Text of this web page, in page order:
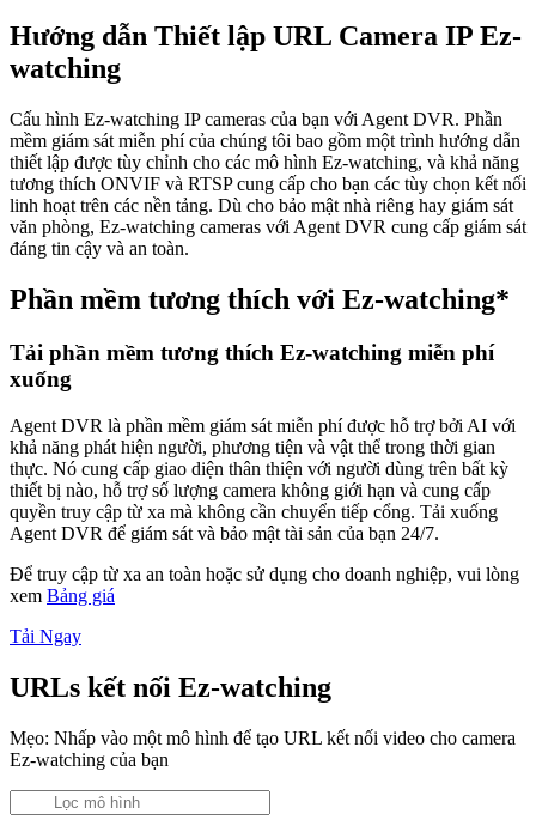
Hướng dẫn Thiết lập URL Camera IP Ez-
watching
Cấu hình Ez-watching IP cameras của bạn với Agent DVR. Phần
mềm giám sát miễn phí của chúng tôi bao gồm một trình hướng dẫn
thiết lập được tùy chỉnh cho các mô hình Ez-watching, và khả năng
tương thích ONVIF và RTSP cung cấp cho bạn các tùy chọn kết nối
linh hoạt trên các nền tảng. Dù cho bảo mật nhà riêng hay giám sát
văn phòng, Ez-watching cameras với Agent DVR cung cấp giám sát
đáng tin cậy và an toàn.
Phần mềm tương thích với Ez-watching*
Tải phần mềm tương thích Ez-watching miễn phí
xuống
Agent DVR là phần mềm giám sát miễn phí được hỗ trợ bởi AI với
khả năng phát hiện người, phương tiện và vật thể trong thời gian
thực. Nó cung cấp giao diện thân thiện với người dùng trên bất kỳ
thiết bị nào, hỗ trợ số lượng camera không giới hạn và cung cấp
quyền truy cập từ xa mà không cần chuyển tiếp cổng. Tải xuống
Agent DVR để giám sát và bảo mật tài sản của bạn 24/7.
Để truy cập từ xa an toàn hoặc sử dụng cho doanh nghiệp, vui lòng
xem Bảng giá
Tải Ngay
URLs kết nối Ez-watching
Mẹo: Nhấp vào một mô hình để tạo URL kết nối video cho camera
Ez-watching của bạn